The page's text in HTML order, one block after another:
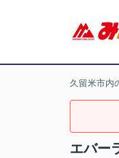
久留米市内
エバー